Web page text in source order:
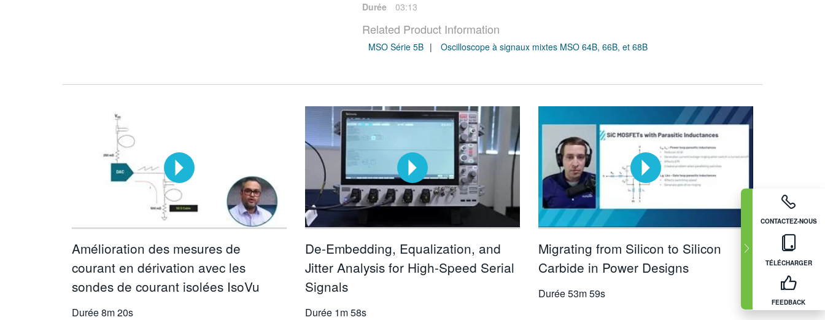
CONTACTEZ-NOUS
TÉLÉCHARGER
FEEDBACK
Durée 03:13
Related Product Information
MSO Série 5B Oscilloscope à signaux mixtes MSO 64B, 66B, et 68B
Amélioration des mesures de
courant en dérivation avec les
sondes de courant isolées IsoVu
Durée8m 20s
De-Embedding, Equalization, and
Jitter Analysis for High-Speed Serial
Signals
Durée 1m 58s
Migrating from Silicon to Silicon
Carbide in Power Designs
Durée53m 59s